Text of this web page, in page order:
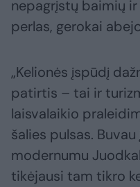
nepagrįstų baimių
perlas, gerokai
„Kelionės įspūdį
patirtis – tai ir
laisvalaikio
šalies pulsas.
modernumu
tikėjausi tam tikro